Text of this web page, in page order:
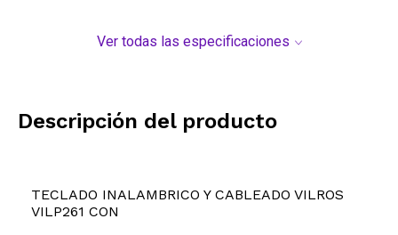
Ver todas las especificaciones
Descripción del producto
TECLADO INALAMBRICO Y CABLEADO VILROS
VILP261 CON